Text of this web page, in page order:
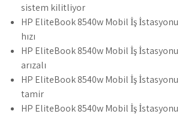
sistem kilitliyor
HP EliteBook 8540w Mobil İş
hızı
HP EliteBook 8540w Mobil İş
arızalı
HP EliteBook 8540w Mobil İş
tamir
HP EliteBook 8540w Mobil İş